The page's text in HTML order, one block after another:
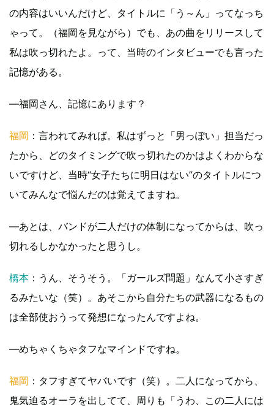
の内容はいいんだけど、タイトルに「う～ん」ってなっち
ゃって。（福岡を見ながら）でも、あの曲をリリースして
私は吹っ切れたよ。って、当時のインタビューでも言った
記憶がある。
―福岡さん、記憶にあります？
福岡 ：言われてみれば。私はずっと「男っぽい」担当だっ
たから、どのタイミングで吹っ切れたのかはよくわからな
いですけど、当時“女子たちに明日はない”のタイトルにつ
いてみんなで悩んだのは覚えてますね。
―あとは、バンドが二人だけの体制になってからは、吹っ
切れるしかなかったと思うし。
橋本 ：うん、そうそう。「ガールズ問題」なんて小さすぎ
るみたいな（笑）。あそこから自分たちの武器になるもの
は全部使おうって発想になったんですよね。
―めちゃくちゃタフなマインドですね。
福岡 ：タフすぎてヤバいです（笑）。二人になってから、
鬼気迫るオーラを出してて、周りも「うわ、この二人には